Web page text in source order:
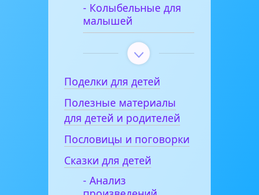
- Колыбельные для
малышей
Поделки для детей
Полезные материалы
для детей и родителей
Пословицы и поговорки
Сказки для детей
- Анализ